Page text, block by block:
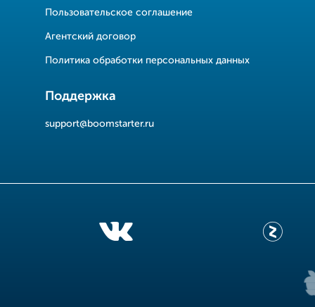
Пользовательское соглашение
Агентский договор
Политика обработки персональных данных
Поддержка
support@boomstarter.ru